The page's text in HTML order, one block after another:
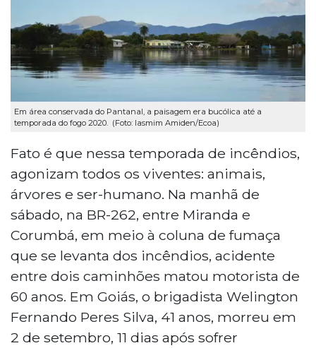
Em área conservada do Pantanal, a paisagem era bucólica até a
temporada do fogo 2020. (Foto: Iasmim Amiden/Ecoa)
Fato é que nessa temporada de incêndios,
agonizam todos os viventes: animais,
árvores e ser-humano. Na manhã de
sábado, na BR-262, entre Miranda e
Corumbá, em meio à coluna de fumaça
que se levanta dos incêndios, acidente
entre dois caminhões matou motorista de
60 anos. Em Goiás, o brigadista Welington
Fernando Peres Silva, 41 anos, morreu em
2 de setembro, 11 dias após sofrer